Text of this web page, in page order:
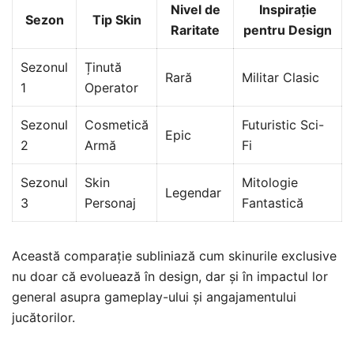
Sezon Tip Skin
Nivel de
Raritate
Inspirație
pentru Design
Sezonul
1
Ținută
Operator
Rară Militar Clasic
Sezonul
2
Cosmetică
Armă
Epic
Futuristic Sci-
Fi
Sezonul
3
Skin
Personaj
Legendar
Mitologie
Fantastică
Această comparație subliniază cum skinurile exclusive
nu doar că evoluează în design, dar și în impactul lor
general asupra gameplay-ului și angajamentului
jucătorilor.